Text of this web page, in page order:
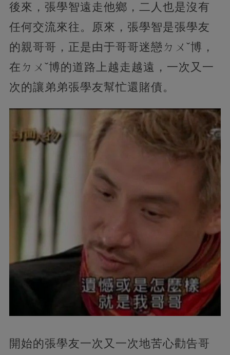
後來，張學智遠走他鄉，二人也是沒有
任何交流來往。原來，張學智是張學友
的親哥哥，正是由于哥哥迷戀ㄉㄨˇ博，
在ㄉㄨˇ博的道路上越走越遠，一次又一
次的讓弟弟張學友幫忙還賭債。
開始的張學友一次又一次地苦心勸告哥